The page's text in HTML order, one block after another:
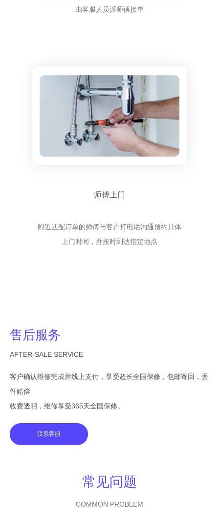
由客服人员派师傅接单
师傅上门
附近匹配订单的师傅与客户打电话沟通预约具体
上门时间，并按时到达指定地点
售后服务
AFTER-SALE SERVICE
客户确认维修完成并线上支付，享受超长全国保修，包邮寄回，丢
件赔偿
收费透明，维修享受365天全国保修。
联系客服
常见问题
COMMON PROBLEM